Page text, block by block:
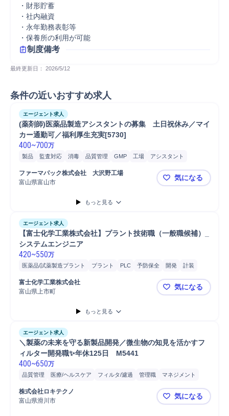
・財形貯蓄
・社内融資
・永年勤務表彰等
・保養所の利用が可能
制度備考
最終更新日： 2026/5/12
条件の近いおすすめ求人
エージェント求人
(薬剤師)医薬品製造アシスタントの募集　土日祝休み／マイ
カー通勤可／福利厚生充実[5730]
400~700万
製品 監査対応 消毒 品質管理 GMP 工場
アシスタント
品質保証
ファーマパック株式会社　大沢野工場
富山県富山市
(薬剤師)医
気になる
もっと見る
エージェント求人
【富士化学工業株式会社】プラント技術職（一般職候補）_
システムエンジニア
420~550万
医薬品/試薬製造プラント プラント PLC 予防保全 開発
計装
道路
消防法 化学品
労働基準法
富士化学工業株式会社
富山県上市町
【富士化学
気になる
もっと見る
エージェント求人
＼製薬の未来を守る新製品開発／微生物の知見を活かすフ
ィルター開発職✨年休125日　M5441
400~650万
品質管理 医療/ヘルスケア フィルタ/濾過 管理職
マネジメント
GMP
製品開発
解析結果評価
製品
研究開発
株式会社ロキテクノ
富山県滑川市
＼製薬の未
気になる